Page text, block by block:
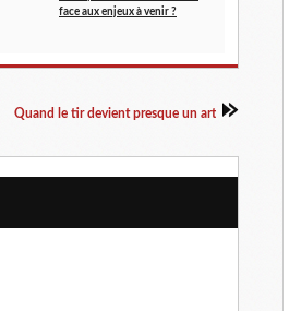
face aux enjeux à venir ?
Quand le tir devient presque un art